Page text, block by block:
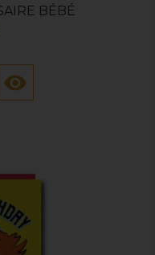
BÉBÉ
